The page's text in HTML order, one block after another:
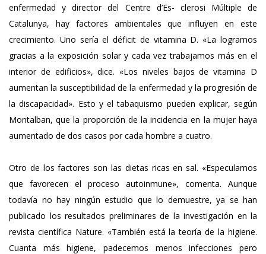
enfermedad y director del Centre d’Es- clerosi Múltiple de
Catalunya, hay factores ambientales que influyen en este
crecimiento. Uno sería el déficit de vitamina D. «La logramos
gracias a la exposición solar y cada vez trabajamos más en el
interior de edificios», dice. «Los niveles bajos de vitamina D
aumentan la susceptibilidad de la enfermedad y la progresión de
la discapacidad». Esto y el tabaquismo pueden explicar, según
Montalban, que la proporción de la incidencia en la mujer haya
aumentado de dos casos por cada hombre a cuatro.
Otro de los factores son las dietas ricas en sal. «Especulamos
que favorecen el proceso autoinmune», comenta. Aunque
todavía no hay ningún estudio que lo demuestre, ya se han
publicado los resultados preliminares de la investigación en la
revista científica Nature. «También está la teoría de la higiene.
Cuanta más higiene, padecemos menos infecciones pero